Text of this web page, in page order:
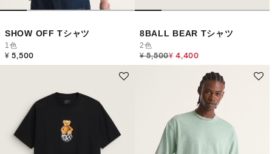
SHOW OFF Tシャツ
1色
¥ 5,500
8BALL BEAR Tシャツ
2色
Price reduced from
¥ 5,500to
¥ 4,400